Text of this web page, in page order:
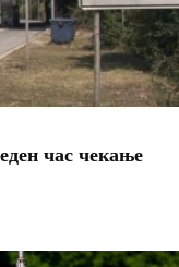
час чекање